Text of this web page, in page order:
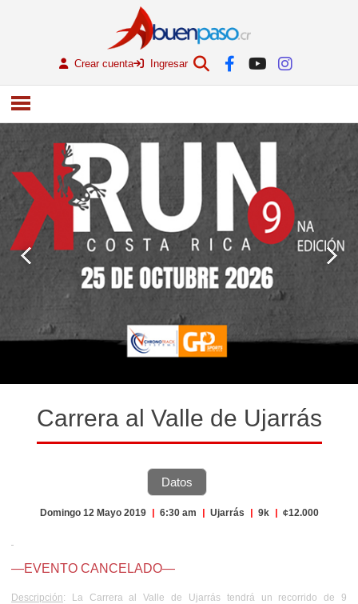
Crear cuenta Ingresar
Carrera al Valle de Ujarrás
Datos
Domingo 12 Mayo 2019 | 6:30 am | Ujarrás | 9k | ¢12.000
—EVENTO CANCELADO—
Descripción: La Carrera al Valle de Ujarrás tendrá un recorrido de 9